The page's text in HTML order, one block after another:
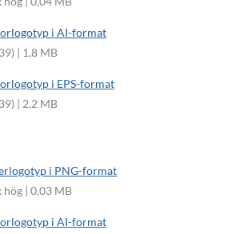
i AI-format
| 1,8 MB
i EPS-format
| 2,2 MB
i PNG-format
hög | 0,03 MB
i AI-format